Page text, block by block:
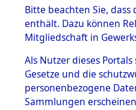
BESTÄNDE
1.
mente
5. Verschiedenes
5.3
Todesmärsche
Bitte beachten Sie,
enthält. Dazu können
Mitgliedschaft in
Als Nutzer dieses
Gesetze und die
personenbezogene
Sammlungen